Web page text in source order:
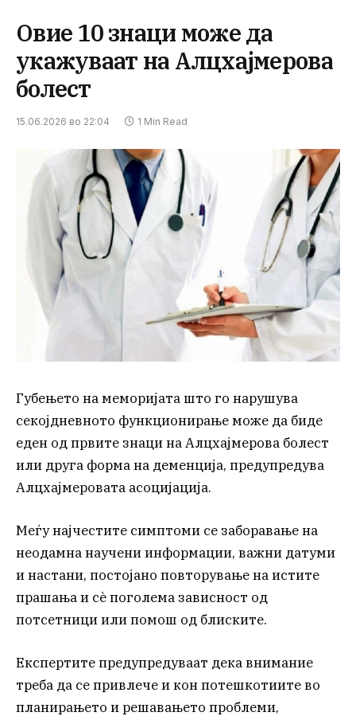
Овие 10 знаци може да
укажуваат на Алцхајмерова
болест
15.06.2026 во 22:04 1 Min Read
Губењето на меморијата што го нарушува
секојдневното функционирање може да биде
еден од првите знаци на Алцхајмерова болест
или друга форма на деменција, предупредува
Алцхајмеровата асоцијација.
Меѓу најчестите симптоми се заборавање на
неодамна научени информации, важни датуми
и настани, постојано повторување на истите
прашања и сè поголема зависност од
потсетници или помош од блиските.
Експертите предупредуваат дека внимание
треба да се привлече и кон потешкотиите во
планирањето и решавањето проблеми,